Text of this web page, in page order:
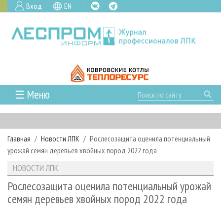
Вход EN
☰ Меню
ГЛАВНАЯ
РУБРИКИ И ТЕМЫ
РУБРИКИ ЖУРНАЛА
ЛЕСОЗАГОТОВКА
ЛЕСОПИЛЕНИЕ
НОВОСТИ
НОВОСТИ ЛПК
НОВОСТИ ЖУРНАЛА
ПРОЕКТЫ ЛПИ
АНАЛИТИКА
ПРЕДПРИЯТИЯ ЛПК
АРХИВ ЖУРНАЛОВ
О ЖУРНАЛЕ
Главная Новости ЛПК
Рослесозащита оценила потенциальный
урожай семян деревьев хвойных пород 2022 года
НОВОСТИ ЛПК
Рослесозащита оценила потенциальный урожай
семян деревьев хвойных пород 2022 года